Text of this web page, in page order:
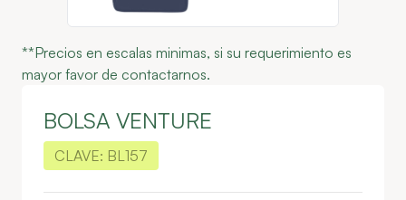
**Precios en escalas minimas, si su requerimiento es
mayor favor de contactarnos.
BOLSA VENTURE
CLAVE: BL157